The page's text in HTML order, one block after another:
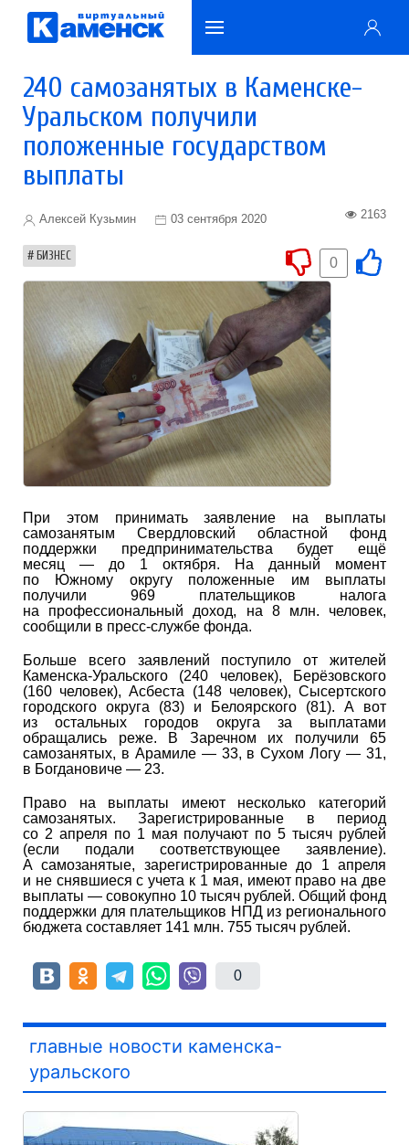
240 самозанятых в Каменске-
Уральском получили
положенные государством
выплаты
Алексей Кузьмин 03 сентября 2020 2163
БИЗНЕС 0
При этом принимать заявление на выплаты
самозанятым Свердловский областной фонд
поддержки предпринимательства будет ещё
месяц — до 1 октября. На данный момент
по Южному округу положенные им выплаты
получили 969 плательщиков налога
на профессиональный доход, на 8 млн. человек,
сообщили в пресс-службе фонда.
Больше всего заявлений поступило от жителей
Каменска-Уральского (240 человек), Берёзовского
(160 человек), Асбеста (148 человек), Сысертского
городского округа (83) и Белоярского (81). А вот
из остальных городов округа за выплатами
обращались реже. В Заречном их получили 65
самозанятых, в Арамиле — 33, в Сухом Логу — 31,
в Богдановиче — 23.
Право на выплаты имеют несколько категорий
самозанятых. Зарегистрированные в период
со 2 апреля по 1 мая получают по 5 тысяч рублей
(если подали соответствующее заявление).
А самозанятые, зарегистрированные до 1 апреля
и не снявшиеся с учета к 1 мая, имеют право на две
выплаты — совокупно 10 тысяч рублей. Общий фонд
поддержки для плательщиков НПД из регионального
бюджета составляет 141 млн. 755 тысяч рублей.
0
главные новости каменска-
уральского